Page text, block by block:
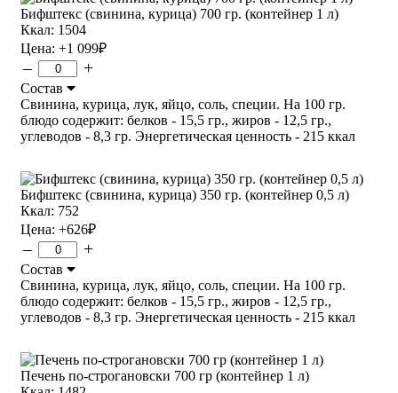
Бифштекс (свинина, курица) 700 гр. (контейнер 1 л)
Ккал: 1504
Цена: +1 099₽
– +
Состав
Свинина, курица, лук, яйцо, соль, специи. На 100 гр.
блюдо содержит: белков - 15,5 гр., жиров - 12,5 гр.,
углеводов - 8,3 гр. Энергетическая ценность - 215 ккал
Бифштекс (свинина, курица) 350 гр. (контейнер 0,5 л)
Ккал: 752
Цена: +626₽
– +
Состав
Свинина, курица, лук, яйцо, соль, специи. На 100 гр.
блюдо содержит: белков - 15,5 гр., жиров - 12,5 гр.,
углеводов - 8,3 гр. Энергетическая ценность - 215 ккал
Печень по-строгановски 700 гр (контейнер 1 л)